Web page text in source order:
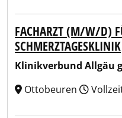
FACHARZT (M/W/D)
SCHMERZTAGESKLINIK
Klinikverbund Allgäu
Ottobeuren